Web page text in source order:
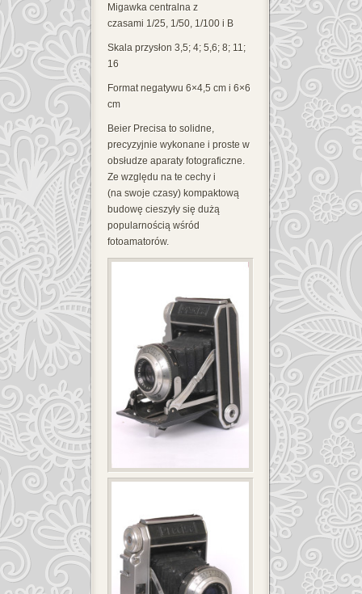
Migawka centralna z
czasami 1/25, 1/50, 1/100 i B
Skala przysłon 3,5; 4; 5,6; 8; 11;
16
Format negatywu 6×4,5 cm i 6×6
cm
Beier Precisa to solidne,
precyzyjnie wykonane i proste w
obsłudze aparaty fotograficzne.
Ze względu na te cechy i
(na swoje czasy) kompaktową
budowę cieszyły się dużą
popularnością wśród
fotoamatorów.